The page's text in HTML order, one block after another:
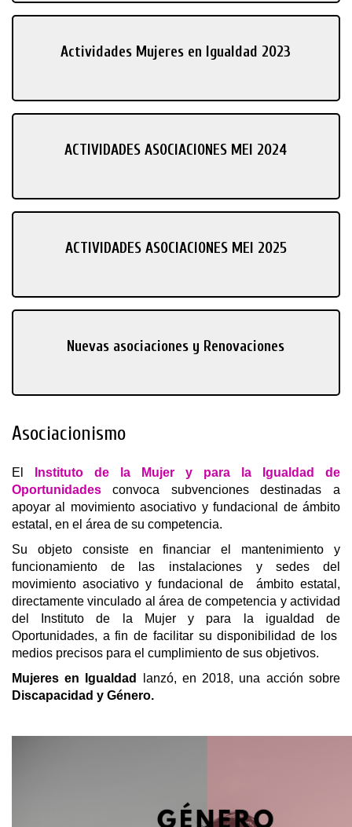
Actividades Mujeres en Igualdad 2023
ACTIVIDADES ASOCIACIONES MEI 2024
ACTIVIDADES ASOCIACIONES MEI 2025
Nuevas asociaciones y Renovaciones
Asociacionismo
El
Instituto de la Mujer y para la Igualdad de
Oportunidades convoca subvenciones destinadas a
apoyar al movimiento asociativo y fundacional de ámbito
estatal, en el área de su competencia.
Su objeto consiste en financiar el mantenimiento y
funcionamiento de las instalaciones y sedes del
movimiento asociativo y fundacional de ámbito estatal,
directamente vinculado al área de competencia y actividad
del Instituto de la Mujer y para la igualdad de
Oportunidades, a fin de facilitar su disponibilidad de los
medios precisos para el cumplimiento de sus objetivos.
Mujeres en Igualdad
lanzó, en 2018, una acción sobre
Discapacidad y Género.